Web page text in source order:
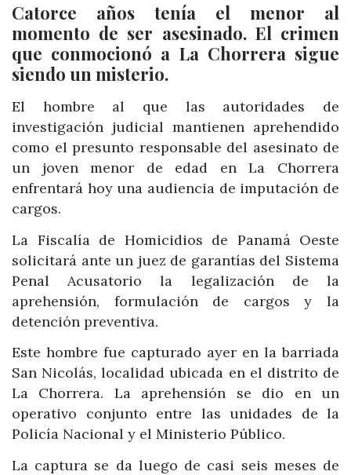
Catorce años tenía el menor al
momento de ser asesinado. El crimen
que conmocionó a La Chorrera sigue
siendo un misterio.
El hombre al que las autoridades de
investigación judicial mantienen aprehendido
como el presunto responsable del asesinato de
un joven menor de edad en La Chorrera
enfrentará hoy una audiencia de imputación de
cargos.
La Fiscalía de Homicidios de Panamá Oeste
solicitará ante un juez de garantías del Sistema
Penal Acusatorio la legalización de la
aprehensión, formulación de cargos y la
detención preventiva.
Este hombre fue capturado ayer en la barriada
San Nicolás, localidad ubicada en el distrito de
La Chorrera. La aprehensión se dio en un
operativo conjunto entre las unidades de la
Policía Nacional y el Ministerio Público.
La captura se da luego de casi seis meses de